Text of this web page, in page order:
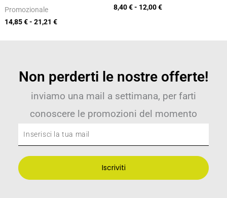
Promozionale
14,85€- 21,21 €
8,40€- 12,00€
Non perderti le nostre offerte!
inviamo una mail a settimana, per farti
conoscere le promozioni del momento
Inserisci
la
tua
mail
Iscriviti